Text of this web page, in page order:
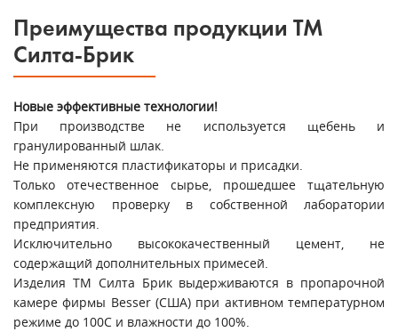
Преимущества продукции ТМ
Силта-Брик
Новые эффективные технологии!
При производстве не используется щебень и
гранулированный шлак.
Не применяются пластификаторы и присадки.
Только отечественное сырье, прошедшее тщательную
комплексную проверку в собственной лаборатории
предприятия.
Исключительно высококачественный цемент, не
содержащий дополнительных примесей.
Изделия ТМ Силта Брик выдерживаются в пропарочной
камере фирмы Besser (США) при активном температурном
режиме до 100С и влажности до 100%.